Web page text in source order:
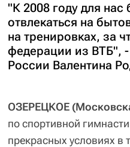
"К 2008 году для
отвлекаться на
на тренировках, за
федерации из ВТБ", -
России Валентина
ОЗЕРЕЦКОЕ
по спортивной
прекрасных условиях в